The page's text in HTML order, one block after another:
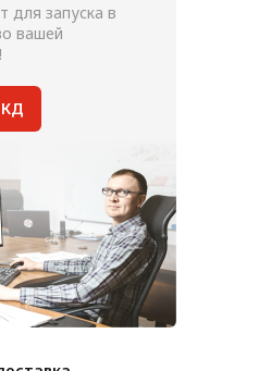
для запуска в
вашей
КД